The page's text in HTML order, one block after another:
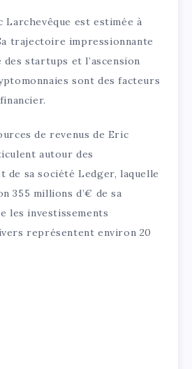
Larchevêque est estimée à
trajectoire impressionnante
des startups et l’ascension
sont des facteurs
de revenus de Eric
autour des
de sa société Ledger, laquelle
355 millions d’€ de sa
les investissements
représentent environ 20